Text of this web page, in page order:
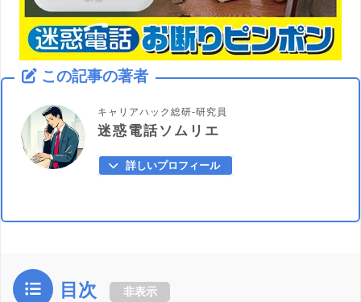
この記事の著者
キャリアハック総研-研究員
迷惑電話ソムリエ
詳しいプロフィール
目次 非表示